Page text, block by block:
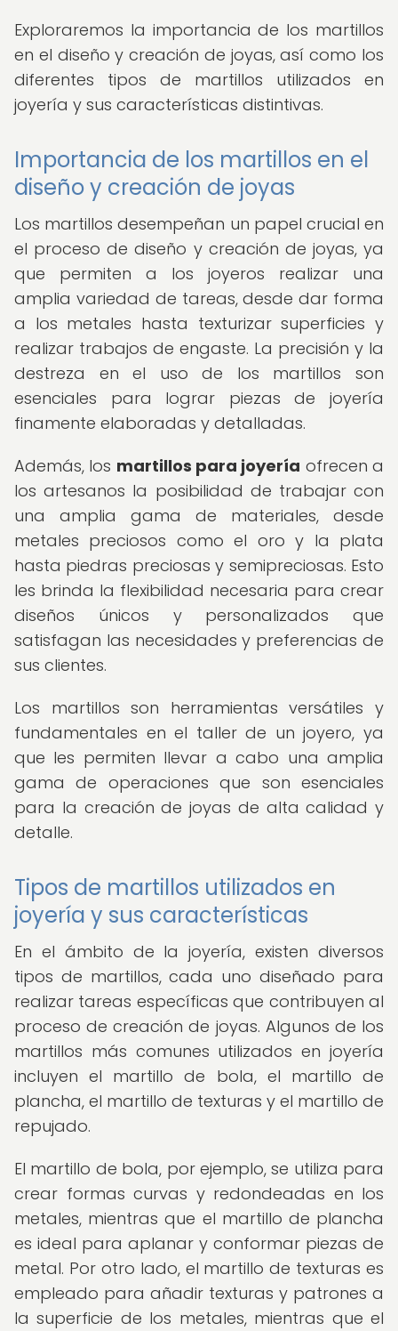
Exploraremos la importancia de los martillos
en el diseño y creación de joyas, así como los
diferentes tipos de martillos utilizados en
joyería y sus características distintivas.
Importancia de los martillos en el
diseño y creación de joyas
Los martillos desempeñan un papel crucial en
el proceso de diseño y creación de joyas, ya
que permiten a los joyeros realizar una
amplia variedad de tareas, desde dar forma
a los metales hasta texturizar superficies y
realizar trabajos de engaste. La precisión y la
destreza en el uso de los martillos son
esenciales para lograr piezas de joyería
finamente elaboradas y detalladas.
Además, los martillos para joyería ofrecen a
los artesanos la posibilidad de trabajar con
una amplia gama de materiales, desde
metales preciosos como el oro y la plata
hasta piedras preciosas y semipreciosas. Esto
les brinda la flexibilidad necesaria para crear
diseños únicos y personalizados que
satisfagan las necesidades y preferencias de
sus clientes.
Los martillos son herramientas versátiles y
fundamentales en el taller de un joyero, ya
que les permiten llevar a cabo una amplia
gama de operaciones que son esenciales
para la creación de joyas de alta calidad y
detalle.
Tipos de martillos utilizados en
joyería y sus características
En el ámbito de la joyería, existen diversos
tipos de martillos, cada uno diseñado para
realizar tareas específicas que contribuyen al
proceso de creación de joyas. Algunos de los
martillos más comunes utilizados en joyería
incluyen el martillo de bola, el martillo de
plancha, el martillo de texturas y el martillo de
repujado.
El martillo de bola, por ejemplo, se utiliza para
crear formas curvas y redondeadas en los
metales, mientras que el martillo de plancha
es ideal para aplanar y conformar piezas de
metal. Por otro lado, el martillo de texturas es
empleado para añadir texturas y patrones a
la superficie de los metales, mientras que el